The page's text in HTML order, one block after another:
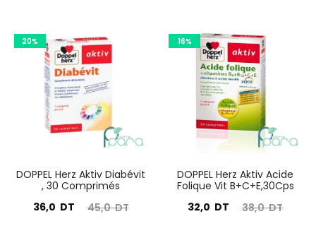
était :
36,5
DT.
actuel
était :
77,7
DT.
est :
20%
DOPPEL Herz Aktiv Diabévit
, 30 Comprimés
45,0DT
Le
36,0 DT
16%
DOPPEL Herz Aktiv Acide
Folique Vit B+C+E,30Cps
38,0DT
Le
32,0 DT